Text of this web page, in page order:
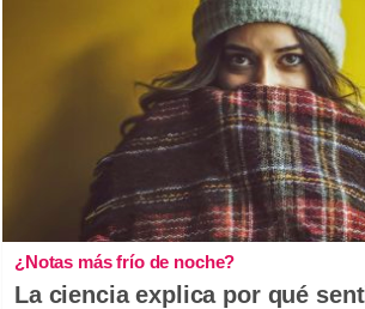
¿Notas más frío de noche?
La ciencia explica por qué